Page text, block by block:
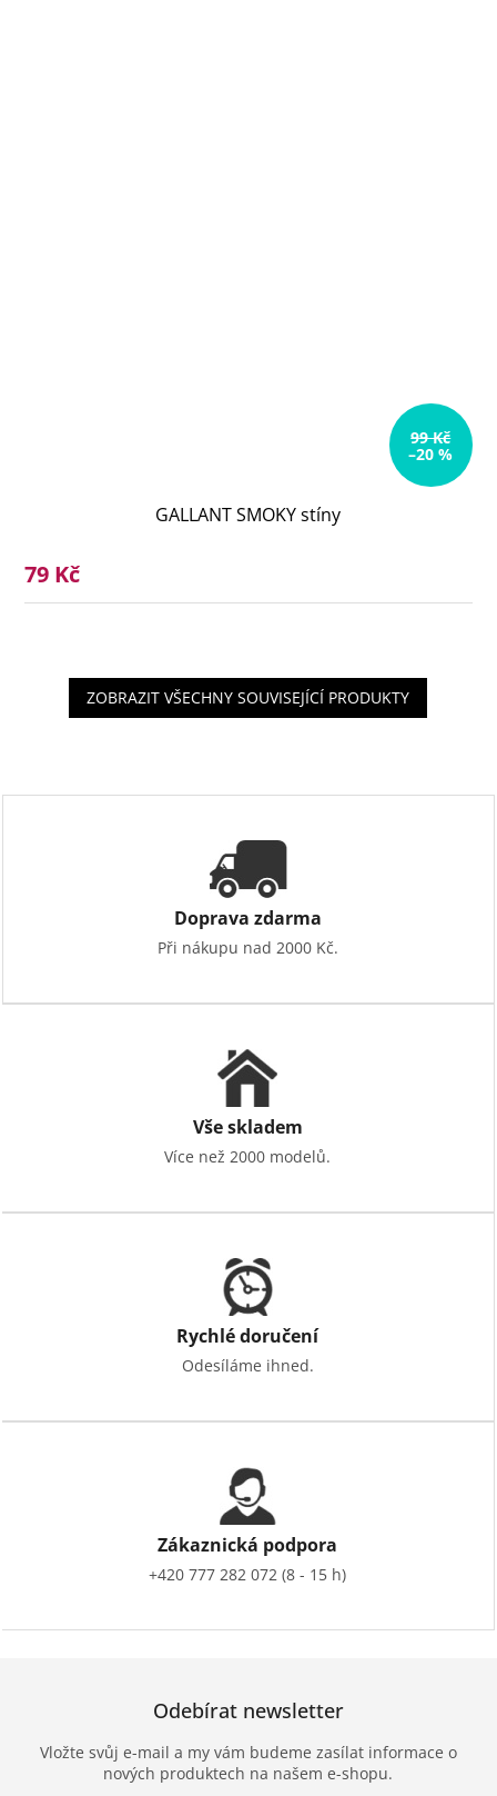
99 Kč
–20 %
GALLANT SMOKY stíny
79 Kč
ZOBRAZIT VŠECHNY SOUVISEJÍCÍ PRODUKTY
Doprava zdarma
Při nákupu nad 2000 Kč.
Vše skladem
Více než 2000 modelů.
Rychlé doručení
Odesíláme ihned.
Zákaznická podpora
+420 777 282 072 (8 - 15 h)
Odebírat newsletter
Vložte svůj e-mail a my vám budeme zasílat informace o
nových produktech na našem e-shopu.